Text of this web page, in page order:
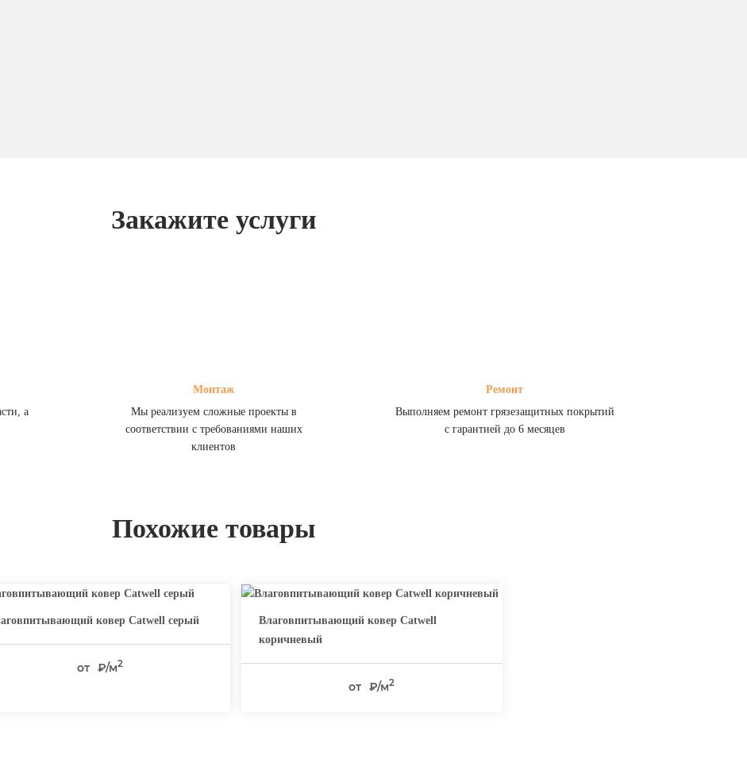
Закажите услуги
а
Монтаж
Мы реализуем сложные проекты в
соответствии с требованиями наших
клиентов
Ремонт
Выполняем ремонт грязезащитных покрытий
с гарантией до 6 месяцев
Похожие товары
ковер Catwell серый
от ₽/м2
Влаговпитывающий ковер Catwell
коричневый
от ₽/м2